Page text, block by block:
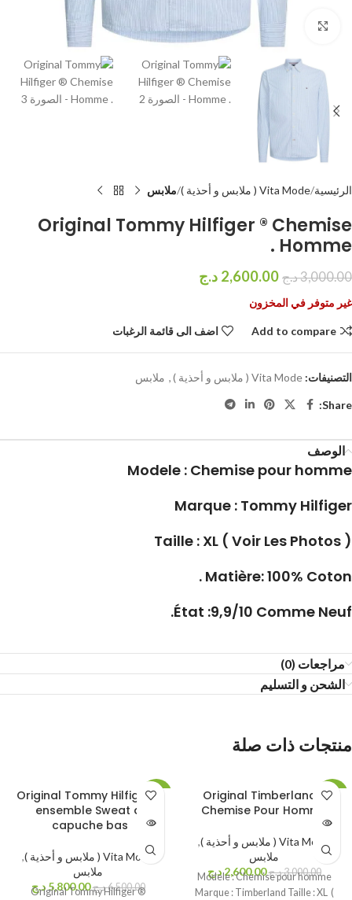
اضغط للتكبير
الرئيسية Vita Mode ( ملابس و أحذية ) ملابس
Original Tommy Hilfiger ® Chemise
Homme .
3,000.00د.ج 2,600.00 د.ج
غير متوفر في المخزون
Add to compare اضف الى قائمة الرغبات
التصنيفات: Vita Mode ( ملابس و أحذية ) , ملابس
Share:
الوصف
Modele : Chemise pour homme
Marque : Tommy Hilfiger
Taille : XL ( Voir Les Photos )
Matière: 100% Coton .
État :9,9/10 Comme Neuf.
مراجعات (0)
الشحن و التسليم
منتجات ذات صلة
-13%
بيعت كله
Original Timberland ®
Chemise Pour Homme
Vita Mode ( ملابس و أحذية )
,
ملابس
3,000.00د.ج 2,600.00د.ج
Modele : Chemise pour homme
Marque : Timberland Taille : XL (
-11%
بيعت كله
Original Tommy Hilfiger ®
ensemble Sweat a
capuche bas
Vita Mode ( ملابس و أحذية )
,
ملابس
6,500.00د.ج 5,800.00 د.ج
Original Tommy Hilfiger ®